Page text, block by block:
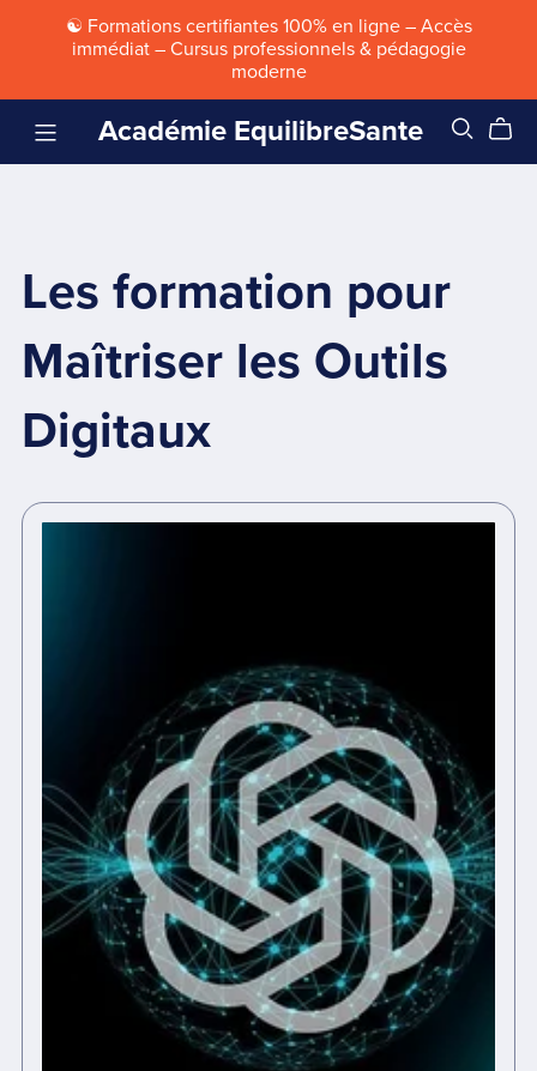
☯ Formations certifiantes 100% en ligne – Accès
immédiat – Cursus professionnels & pédagogie
moderne
Académie EquilibreSante
Les formation pour
Maîtriser les Outils
Digitaux